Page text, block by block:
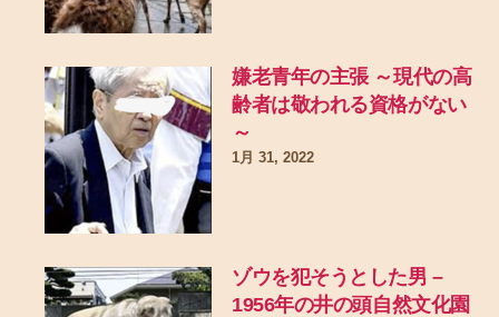
嫌老青年の主張 ～現代の高
齢者は敬われる資格がない
～
1月 31, 2022
ゾウを犯そうとした男 –
1956年の井の頭自然文化園